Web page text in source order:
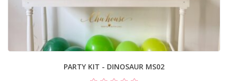
PARTY KIT - DINOSAUR MS02